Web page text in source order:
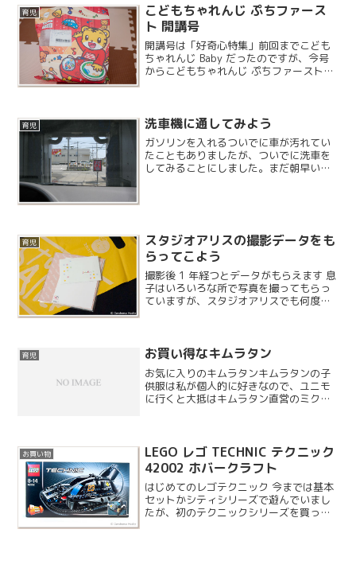
育児
こどもちゃれんじ ぷちファース
ト 開講号
開講号は「好奇心特集」前回までこども
ちゃれんじ Baby だったのですが、今号
からこどもちゃれんじ ぷちファーストに
育児 洗車機に通してみよう
ガソリンを入れるついでに車が汚れてい
たこともありましたが、ついでに洗車を
してみることにしました。まだ朝早いの
育児
スタジオアリスの撮影データをも
らってこよう
撮影後 1 年経つとデータがもらえます 息
子はいろいろな所で写真を撮ってもらっ
ていますが、スタジオアリスでも何度か
スの場合は...
育児 お買い得なキムラタン
お気に入りのキムラタンキムラタンの子
供服は私が個人的に好きなので、ユニモ
に行くと大抵はキムラタン直営のミクサ
お買い物
LEGO レゴ TECHNIC テクニック
42002 ホバークラフト
はじめてのレゴテクニック 今までは基本
セットかシティシリーズで遊んでいまし
たが、初のテクニックシリーズを買って